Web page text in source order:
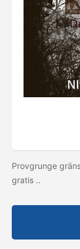
Provgrunge
gratis ..